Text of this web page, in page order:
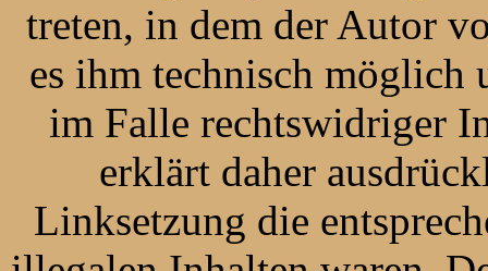
treten, in dem der Autor
es ihm technisch möglich
im Falle rechtswidriger
erklärt daher
Linksetzung die